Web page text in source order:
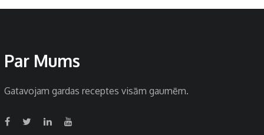
Par Mums
Gatavojam gardas receptes visām gaumēm.